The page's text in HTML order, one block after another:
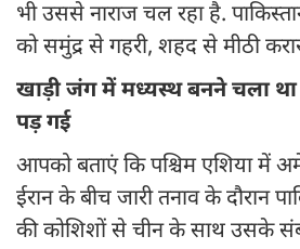
भी उससे नाराज चल रहा है.
को समुंद्र से गहरी, शहद से मीठी
खाड़ी जंग में मध्यस्थ बनने चला था
पड़ गई
आपको बताएं कि पश्चिम एशिया में
ईरान के बीच जारी तनाव के दौरान
की कोशिशों से चीन के साथ उसके